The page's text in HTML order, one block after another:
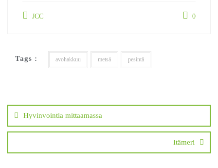
JCC 0
Tags : avohakkuu metsä pesintä
selaus
Hyvinvointia mittaamassa
Itämeri